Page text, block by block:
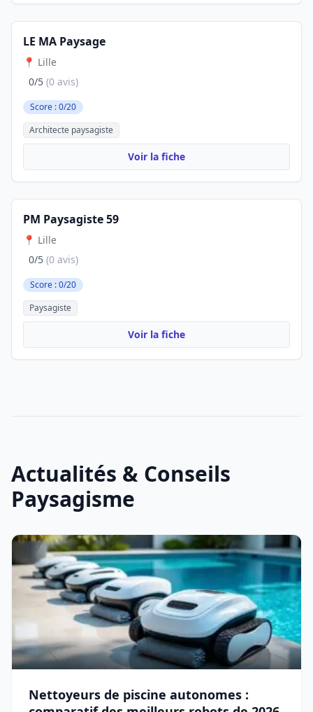
LE MA Paysage
📍 Lille
0/5 (0 avis)
Score : 0/20
Architecte paysagiste
Voir la fiche
PM Paysagiste 59
📍 Lille
0/5 (0 avis)
Score : 0/20
Paysagiste
Voir la fiche
Actualités & Conseils
Paysagisme
Nettoyeurs de piscine autonomes :